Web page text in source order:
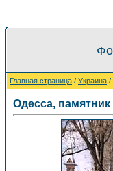
Главная страница / Украина /
Одесса,